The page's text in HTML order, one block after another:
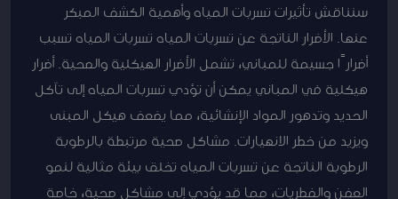
سنناقش تأثيرات تسربات المياه وأهمية الكشف المبكر
عنها. الأضرار الناتجة عن تسربات المياه تسربات المياه تسبب
أضرارًا جسيمة للمباني، تشمل الأضرار الهيكلية والصحية. أضرار
هيكلية في المباني يمكن أن تؤدي تسربات المياه إلى تآكل
الحديد وتدهور المواد الإنشائية، مما يضعف هيكل المبنى
ويزيد من خطر الانهيارات. مشاكل صحية مرتبطة بالرطوبة
الرطوبة الناتجة عن تسربات المياه تخلق بيئة مثالية لنمو
العفن والفطريات، مما قد يؤدي إلى مشاكل صحية، خاصة